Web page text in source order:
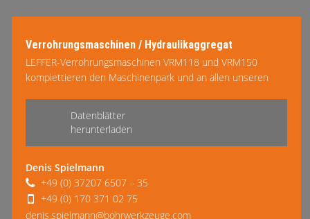
Verrohrungsmaschinen / Hydraulikaggregat
LEFFER-Verrohrungsmaschinen VRM118 und VRM150
komplettieren den Maschinenpark und an allen unseren
mehr lesen
Datenblätter
herunterladen
Denis Spielmann
+49 (0) 37207 6507 – 35
+49 (0) 170 371 02 75
denis.spielmann@bohrwerkzeuge.com